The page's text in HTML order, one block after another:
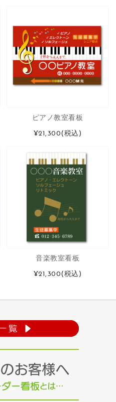
ピアノ教室看板
¥21,300(税込)
音楽教室看板
¥21,300(税込)